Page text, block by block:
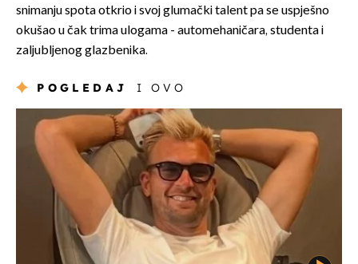
snimanju spota otkrio i svoj glumački talent pa se uspješno
okušao u čak trima ulogama - automehaničara, studenta i
zaljubljenog glazbenika.
POGLEDAJ I OVO